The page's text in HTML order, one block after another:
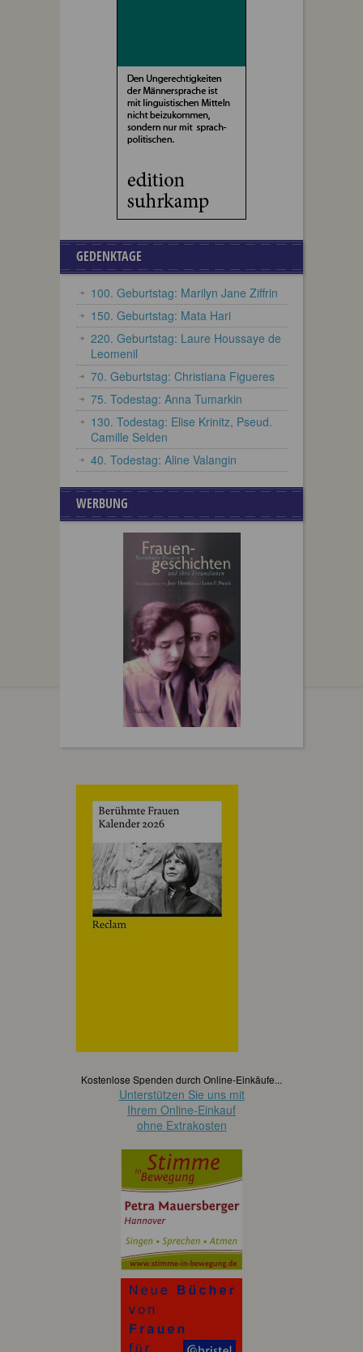
GEDENKTAGE
100. Geburtstag: Marilyn Jane Ziffrin
150. Geburtstag: Mata Hari
220. Geburtstag: Laure Houssaye de
Leomenil
70. Geburtstag: Christiana Figueres
75. Todestag: Anna Tumarkin
130. Todestag: Elise Krinitz, Pseud.
Camille Selden
40. Todestag: Aline Valangin
WERBUNG
Kostenlose Spenden durch Online-Einkäufe...
Unterstützen Sie uns mit
Ihrem Online-Einkauf
ohne Extrakosten